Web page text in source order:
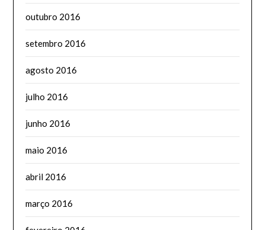
outubro 2016
setembro 2016
agosto 2016
julho 2016
junho 2016
maio 2016
abril 2016
março 2016